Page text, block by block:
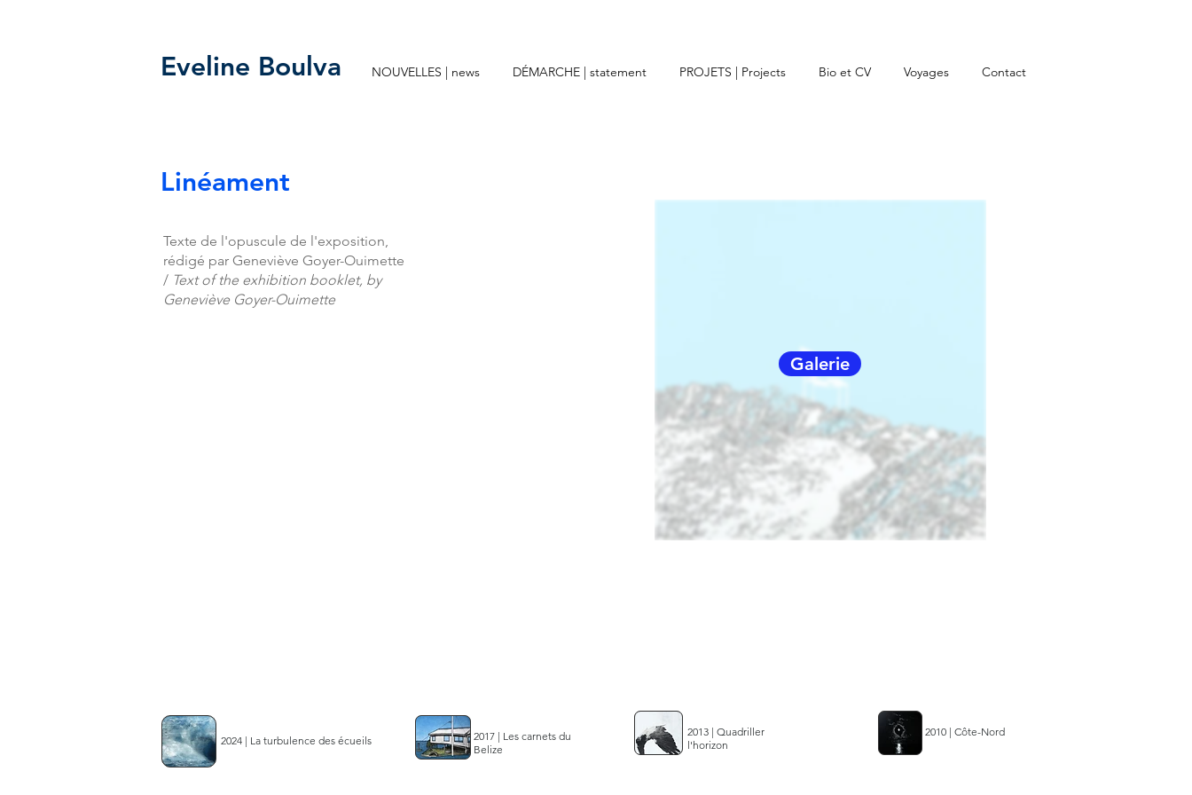
Eveline Boulva NOUVELLES | news DÉMARCHE | statement PROJETS | Projects Bio et CV Voyages Contact
Linéament
Texte de l'opuscule de l'exposition,
rédigé par Geneviève Goyer-Ouimette
/ Text of the exhibition booklet, by
Geneviève Goyer-Ouimette
Galerie
2024 | La turbulence des écueils
2017 | Les carnets du
Belize
2013 | Quadriller
l'horizon
2010 | Côte-Nord